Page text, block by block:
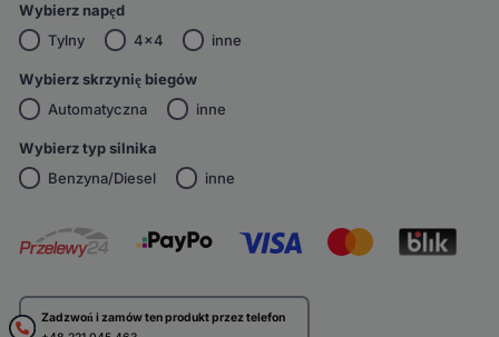
Wybierz napęd
Tylny
4x4 inne
Wybierz skrzynię biegów
Automatyczna
inne
Wybierz typ silnika
Benzyna/Diesel
inne
Zadzwoń i zamów ten produkt przez telefon